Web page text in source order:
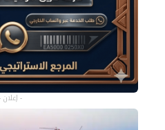
- إعلان